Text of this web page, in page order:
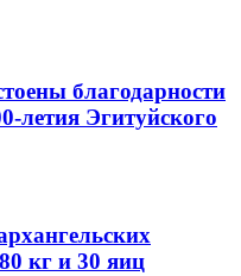
благодарности
летия Эгитуйского
кг и 30 яиц